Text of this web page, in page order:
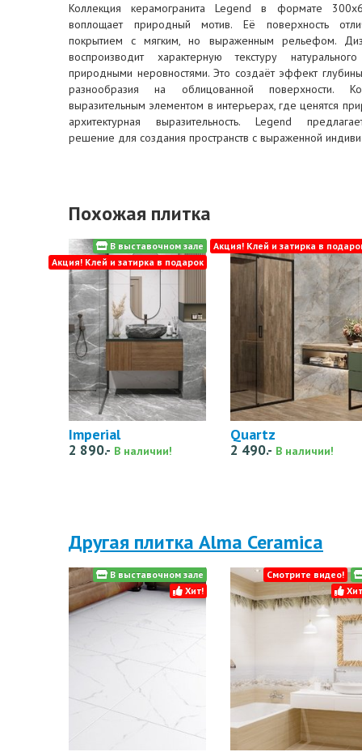
Коллекция керамогранита Legend в формате
воплощает природный мотив. Её поверхность
покрытием с мягким, но выраженным рельефом.
воспроизводит характерную текстуру
природными неровностями. Это создаёт эффект
разнообразия на облицованной поверхности.
выразительным элементом в интерьерах, где ценятся
архитектурная выразительность. Legend
решение для создания пространств с выраженной
Похожая плитка
Imperial
2 890.- В наличии!
В выставочном зале
Акция! Клей и затирка в подарок
Quartz
2 490.- В наличии!
Акция! Клей и затирка в
Другая плитка Alma Ceramica
В выставочном зале
Хит!
Смотрите видео!